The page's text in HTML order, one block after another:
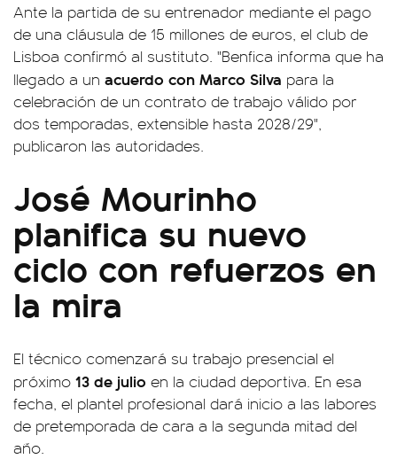
Ante la partida de su entrenador mediante el pago
de una cláusula de 15 millones de euros, el club de
Lisboa confirmó al sustituto. "Benfica informa que ha
llegado a un acuerdo con Marco Silva para la
celebración de un contrato de trabajo válido por
dos temporadas, extensible hasta 2028/29",
publicaron las autoridades.
José Mourinho
planifica su nuevo
ciclo con refuerzos en
la mira
El técnico comenzará su trabajo presencial el
próximo 13 de julio en la ciudad deportiva. En esa
fecha, el plantel profesional dará inicio a las labores
de pretemporada de cara a la segunda mitad del
año.